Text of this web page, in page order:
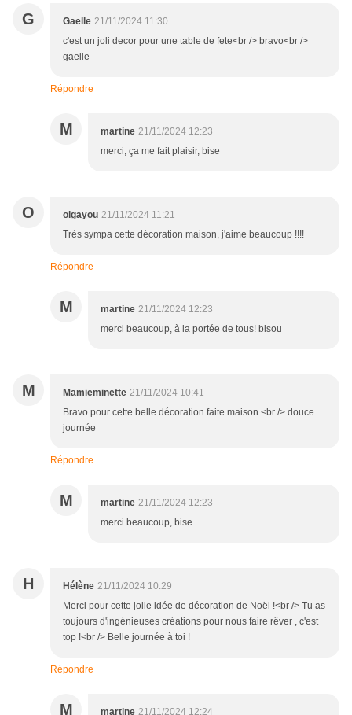
G Gaelle 21/11/2024 11:30
c'est un joli decor pour une table de fete<br /> bravo<br />
gaelle
Répondre
M martine 21/11/2024 12:23
merci, ça me fait plaisir, bise
O olgayou 21/11/2024 11:21
Très sympa cette décoration maison, j'aime beaucoup !!!!
Répondre
M martine 21/11/2024 12:23
merci beaucoup, à la portée de tous! bisou
M Mamieminette 21/11/2024 10:41
Bravo pour cette belle décoration faite maison.<br /> douce
journée
Répondre
M martine 21/11/2024 12:23
merci beaucoup, bise
H Hélène 21/11/2024 10:29
Merci pour cette jolie idée de décoration de Noël !<br /> Tu as
toujours d'ingénieuses créations pour nous faire rêver , c'est
top !<br /> Belle journée à toi !
Répondre
M martine 21/11/2024 12:24